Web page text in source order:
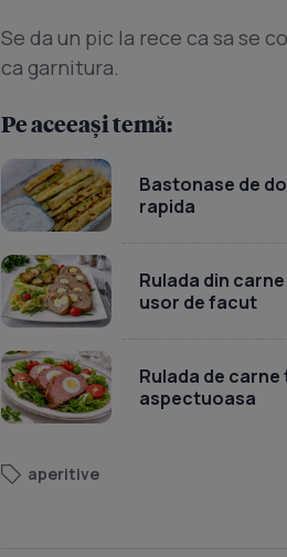
Se da un pic la rece ca sa se
ca garnitura.
Pe aceeași temă:
Bastonase de
rapida
Rulada din
usor de facut
Rulada de
aspectuoasa
aperitive